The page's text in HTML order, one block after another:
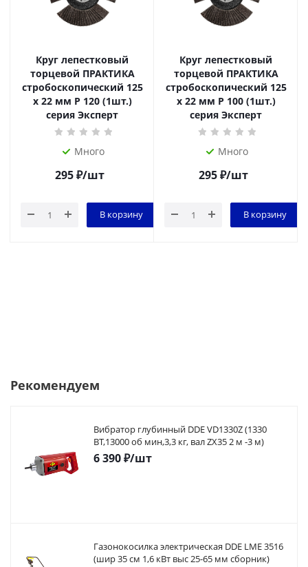
Круг лепестковый
торцевой ПРАКТИКА
стробоскопический 125
х 22 мм Р 120 (1шт.)
серия Эксперт
Много
295₽/шт
В корзину
Круг лепестковый
торцевой ПРАКТИКА
стробоскопический 125
х 22 мм Р 100 (1шт.)
серия Эксперт
Много
295₽/шт
В корзину
Рекомендуем
Вибратор глубинный DDE VD1330Z (1330
ВТ,13000 об мин,3,3 кг, вал ZX35 2 м -3 м)
6 390₽/шт
Газонокосилка электрическая DDE LME 3516
(шир 35 см 1,6 кВт выс 25-65 мм сборник)